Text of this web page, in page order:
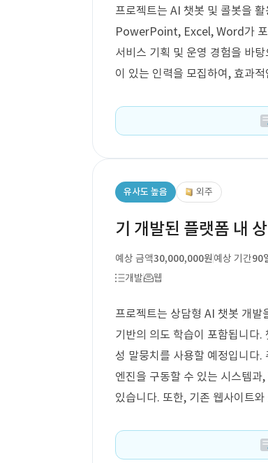
프로젝트는 AI 챗봇 및 콜봇을
PowerPoint, Excel, Word가 포
서비스 기획 및 운영 경험을 바
이 있는 인력을 모집하여, 효과
유사도 높음 외주
기 개발된 플랫폼 내
예상 금액30,000,000원예상 기간90
개발
웹
프로젝트는 상담형 AI 챗봇 개발
기반의 의도 학습이 포함됩니다
성 말뭉치를 사용할 예정입니다
엔진을 구동할 수 있는 시스템과
있습니다. 또한, 기존 웹사이트